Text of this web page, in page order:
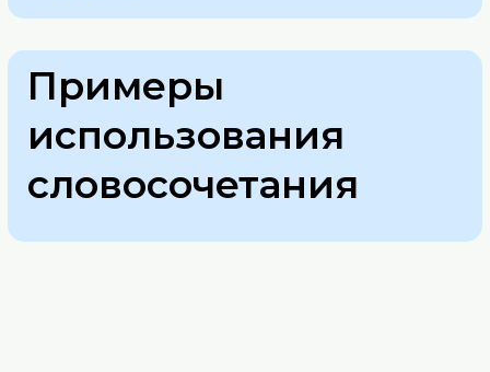
Примеры
использования
словосочетания